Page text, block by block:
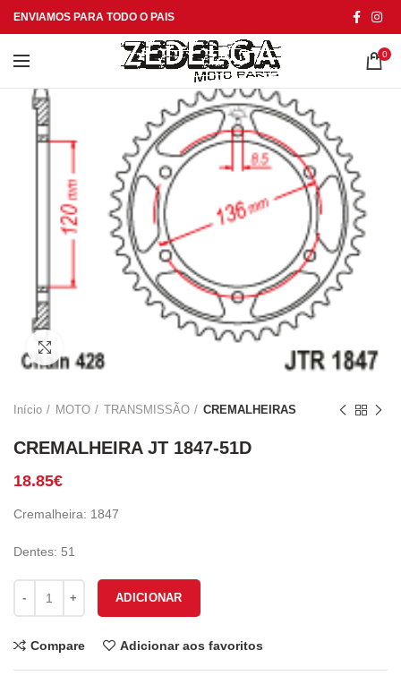
ENVIAMOS PARA TODO O PAIS
0
Início MOTO TRANSMISSÃO CREMALHEIRAS
CREMALHEIRA JT 1847-51D
18.85€
Cremalheira: 1847
Dentes: 51
ADICIONAR
Compare Adicionar aos favoritos